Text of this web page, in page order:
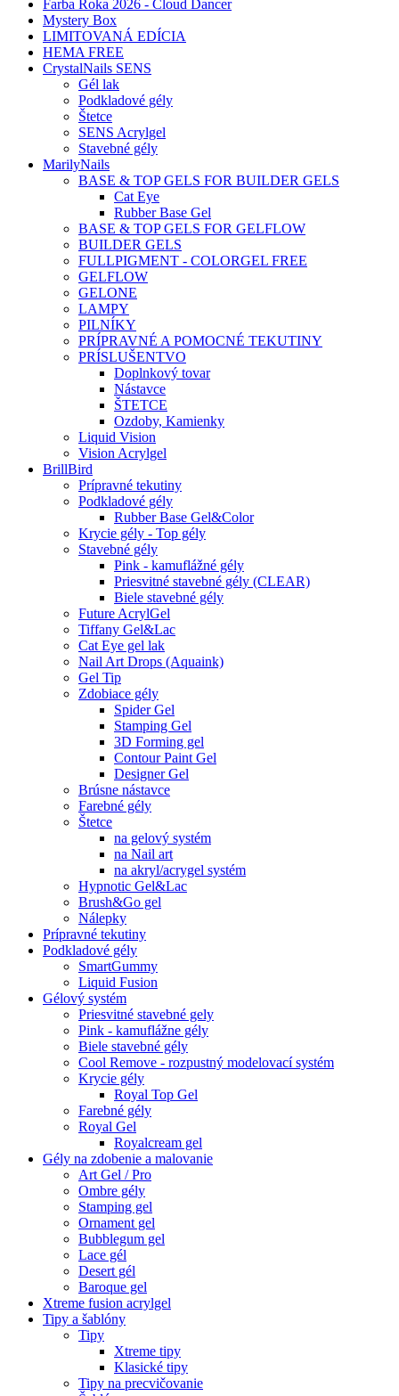
Farba Roka 2026 - Cloud Dancer
Mystery Box
LIMITOVANÁ EDÍCIA
HEMA FREE
CrystalNails SENS
Gél lak
Podkladové gély
Štetce
SENS Acrylgel
Stavebné gély
MarilyNails
BASE & TOP GELS FOR BUILDER GELS
Cat Eye
Rubber Base Gel
BASE & TOP GELS FOR GELFLOW
BUILDER GELS
FULLPIGMENT - COLORGEL FREE
GELFLOW
GELONE
LAMPY
PILNÍKY
PRÍPRAVNÉ A POMOCNÉ TEKUTINY
PRÍSLUŠENTVO
Doplnkový tovar
Nástavce
ŠTETCE
Ozdoby, Kamienky
Liquid Vision
Vision Acrylgel
BrillBird
Prípravné tekutiny
Podkladové gély
Rubber Base Gel&Color
Krycie gély - Top gély
Stavebné gély
Pink - kamuflážné gély
Priesvitné stavebné gély (CLEAR)
Biele stavebné gély
Future AcrylGel
Tiffany Gel&Lac
Cat Eye gel lak
Nail Art Drops (Aquaink)
Gel Tip
Zdobiace gély
Spider Gel
Stamping Gel
3D Forming gel
Contour Paint Gel
Designer Gel
Brúsne nástavce
Farebné gély
Štetce
na gelový systém
na Nail art
na akryl/acrygel systém
Hypnotic Gel&Lac
Brush&Go gel
Nálepky
Prípravné tekutiny
Podkladové gély
SmartGummy
Liquid Fusion
Gélový systém
Priesvitné stavebné gely
Pink - kamuflážne gély
Biele stavebné gély
Cool Remove - rozpustný modelovací systém
Krycie gély
Royal Top Gel
Farebné gély
Royal Gel
Royalcream gel
Gély na zdobenie a malovanie
Art Gel / Pro
Ombre gély
Stamping gel
Ornament gel
Bubblegum gel
Lace gél
Desert gél
Baroque gel
Xtreme fusion acrylgel
Tipy a šablóny
Tipy
Xtreme tipy
Klasické tipy
Tipy na precvičovanie